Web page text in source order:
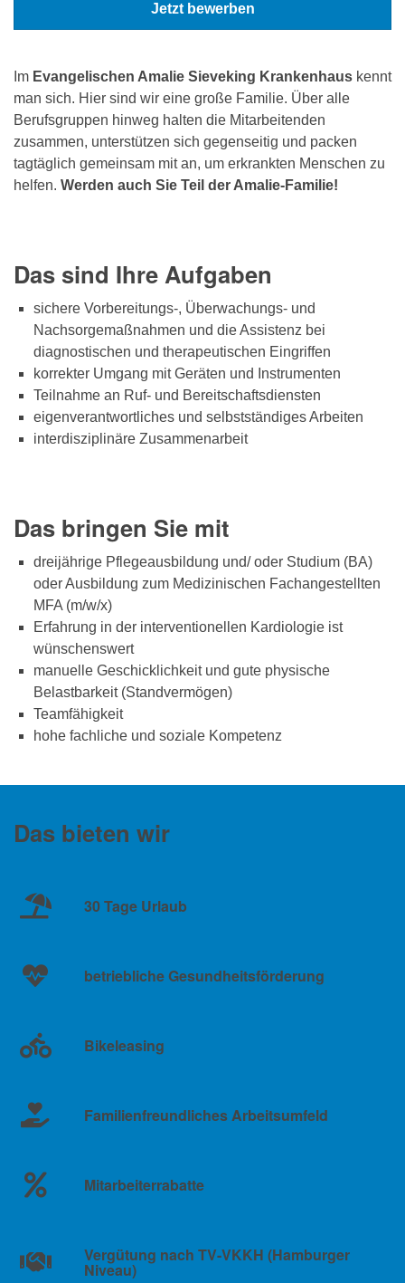
Jetzt bewerben
Im Evangelischen Amalie Sieveking Krankenhaus kennt
man sich. Hier sind wir eine große Familie. Über alle
Berufsgruppen hinweg halten die Mitarbeitenden
zusammen, unterstützen sich gegenseitig und packen
tagtäglich gemeinsam mit an, um erkrankten Menschen zu
helfen. Werden auch Sie Teil der Amalie-Familie!
Das sind Ihre Aufgaben
sichere Vorbereitungs-, Überwachungs- und
Nachsorgemaßnahmen und die Assistenz bei
diagnostischen und therapeutischen Eingriffen
korrekter Umgang mit Geräten und Instrumenten
Teilnahme an Ruf- und Bereitschaftsdiensten
eigenverantwortliches und selbstständiges Arbeiten
interdisziplinäre Zusammenarbeit
Das bringen Sie mit
dreijährige Pflegeausbildung und/ oder Studium (BA)
oder Ausbildung zum Medizinischen Fachangestellten
MFA (m/w/x)
Erfahrung in der interventionellen Kardiologie ist
wünschenswert
manuelle Geschicklichkeit und gute physische
Belastbarkeit (Standvermögen)
Teamfähigkeit
hohe fachliche und soziale Kompetenz
Das bieten wir
30 Tage Urlaub
betriebliche Gesundheitsförderung
Bikeleasing
Familienfreundliches Arbeitsumfeld
Mitarbeiterrabatte
Vergütung nach TV-VKKH (Hamburger
Niveau)